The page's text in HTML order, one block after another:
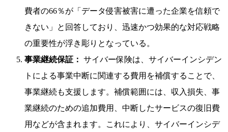
費者の66％が「データ侵害被害に遭った企業を信頼で
きない」と回答しており、迅速かつ効果的な対応戦略
の重要性が浮き彫りとなっている。
事業継続保証： サイバー保険は、サイバーインシデン
トによる事業中断に関連する費用を補償することで、
事業継続も支援します。補償範囲には、収入損失、事
業継続のための追加費用、中断したサービスの復旧費
用などが含まれます。これにより、サイバーインシデ